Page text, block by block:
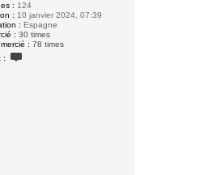
: 124
: 10 janvier 2024, 07:39
: Espagne
: 30 times
: 78 times
: